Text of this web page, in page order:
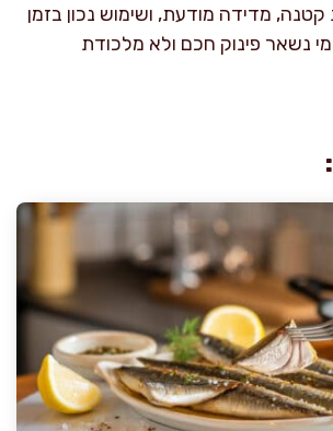
מדידה מודעת, ושימוש נכון בזמן
נשאר פינוק חכם ולא מלכודת